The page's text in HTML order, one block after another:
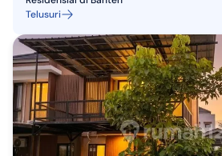
Telusuri